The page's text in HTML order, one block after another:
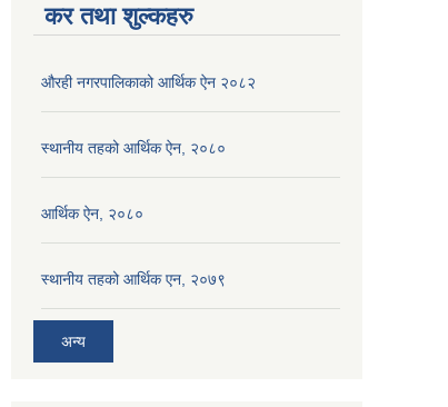
कर तथा शुल्कहरु
औरही नगरपालिकाको आर्थिक ऐन २०८२
स्थानीय तहको आर्थिक ऐन, २०८०
आर्थिक ऐन, २०८०
स्थानीय तहको आर्थिक एन, २०७९
अन्य